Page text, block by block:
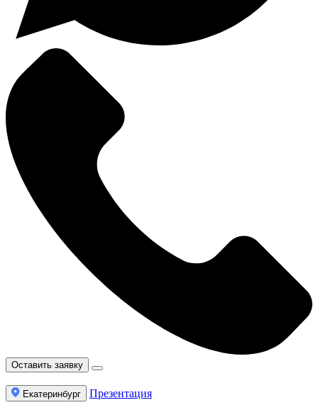
Оставить заявку
Екатеринбург Презентация